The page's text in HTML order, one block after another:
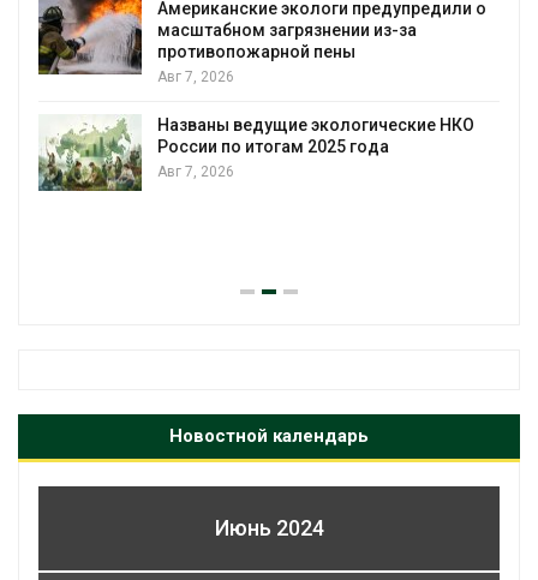
Американские экологи предупредили о
масштабном загрязнении из-за
противопожарной пены
Авг 7, 2026
Названы ведущие экологические НКО
России по итогам 2025 года
Авг 7, 2026
Новостной календарь
Июнь 2024